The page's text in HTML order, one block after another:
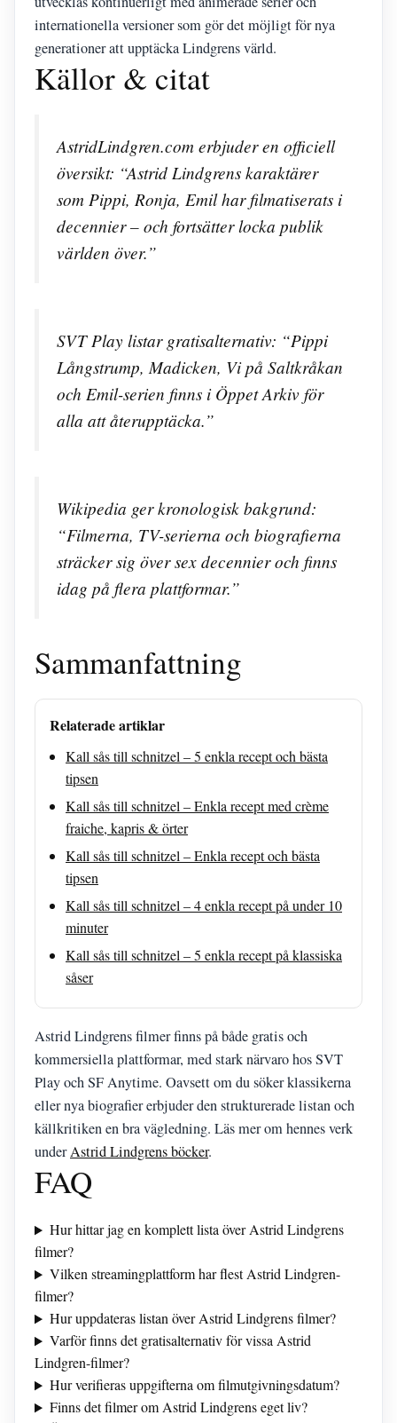
internationella versioner som gör det möjligt för nya
generationer att upptäcka Lindgrens värld.
Källor & citat
AstridLindgren.com erbjuder en officiell
översikt: “Astrid Lindgrens karaktärer
som Pippi, Ronja, Emil har filmatiserats i
decennier – och fortsätter locka publik
världen över.”
SVT Play listar gratisalternativ: “Pippi
Långstrump, Madicken, Vi på Saltkråkan
och Emil-serien finns i Öppet Arkiv för
alla att återupptäcka.”
Wikipedia ger kronologisk bakgrund:
“Filmerna, TV-serierna och biografierna
sträcker sig över sex decennier och finns
idag på flera plattformar.”
Sammanfattning
Relaterade artiklar
Kall sås till schnitzel – 5 enkla recept och bästa
tipsen
Kall sås till schnitzel – Enkla recept med crème
fraiche, kapris & örter
Kall sås till schnitzel – Enkla recept och bästa
tipsen
Kall sås till schnitzel – 4 enkla recept på under 10
minuter
Kall sås till schnitzel – 5 enkla recept på klassiska
såser
Astrid Lindgrens filmer finns på både gratis och
kommersiella plattformar, med stark närvaro hos SVT
Play och SF Anytime. Oavsett om du söker klassikerna
eller nya biografier erbjuder den strukturerade listan och
källkritiken en bra vägledning. Läs mer om hennes verk
underAstrid Lindgrens böcker.
FAQ
Hur hittar jag en komplett lista över Astrid Lindgrens
filmer?
Vilken streamingplattform har flest Astrid Lindgren-
filmer?
Hur uppdateras listan över Astrid Lindgrens filmer?
Varför finns det gratisalternativ för vissa Astrid
Lindgren-filmer?
Hur verifieras uppgifterna om filmutgivningsdatum?
Finns det filmer om Astrid Lindgrens eget liv?